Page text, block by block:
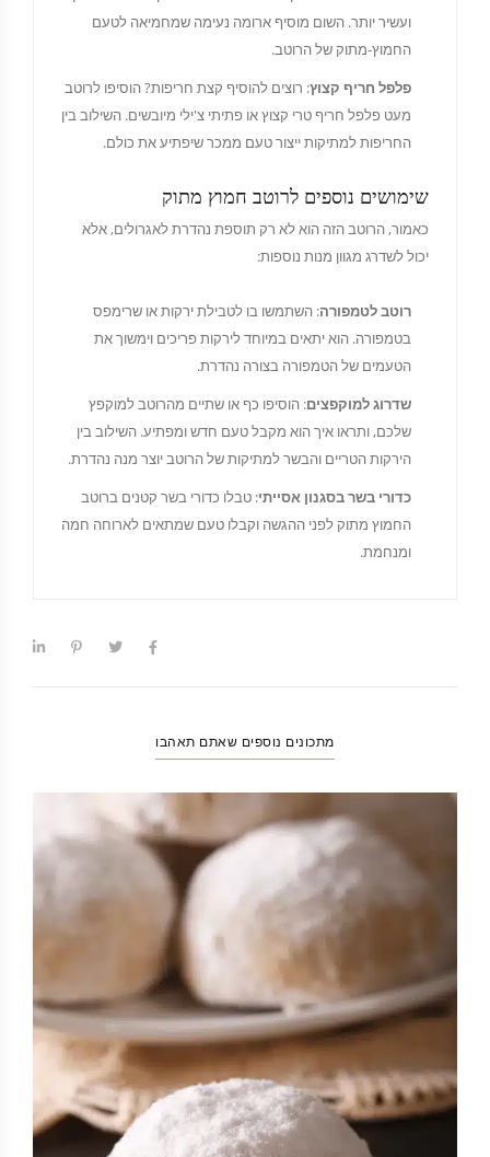
ועשיר יותר. השום מוסיף ארומה נעימה שמחמיאה לטעם
החמוץ-מתוק של הרוטב.
פלפל חריף קצוץ: רוצים להוסיף קצת חריפות? הוסיפו לרוטב
מעט פלפל חריף טרי קצוץ או פתיתי צ'ילי מיובשים. השילוב בין
החריפות למתיקות ייצור טעם ממכר שיפתיע את כולם.
שימושים נוספים לרוטב חמוץ מתוק
כאמור, הרוטב הזה הוא לא רק תוספת נהדרת לאגרולים, אלא
יכול לשדרג מגוון מנות נוספות:
רוטב לטמפורה: השתמשו בו לטבילת ירקות או שרימפס
בטמפורה. הוא יתאים במיוחד לירקות פריכים וימשוך את
הטעמים של הטמפורה בצורה נהדרת.
שדרוג למוקפצים: הוסיפו כף או שתיים מהרוטב למוקפץ
שלכם, ותראו איך הוא מקבל טעם חדש ומפתיע. השילוב בין
הירקות הטריים והבשר למתיקות של הרוטב יוצר מנה נהדרת.
כדורי בשר בסגנון אסייתי: טבלו כדורי בשר קטנים ברוטב
החמוץ מתוק לפני ההגשה וקבלו טעם שמתאים לארוחה חמה
ומנחמת.
מתכונים נוספים שאתם תאהבו